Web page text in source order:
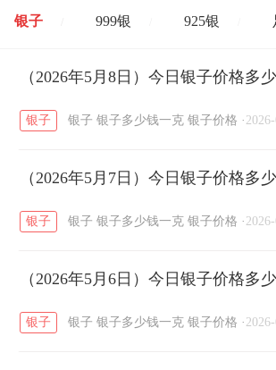
银子 999银 925银
开国纪念币 大清银币 /
菜百 周生生 周大生
六福 / 金至尊 / 潮宏基 /
（2026年5月8日）今日银子价格多
银子 银子 银子多少钱一克 银子价格 ·
（2026年5月7日）今日银子价格多
银子 银子 银子多少钱一克 银子价格 ·
（2026年5月6日）今日银子价格多
银子 银子 银子多少钱一克 银子价格 ·